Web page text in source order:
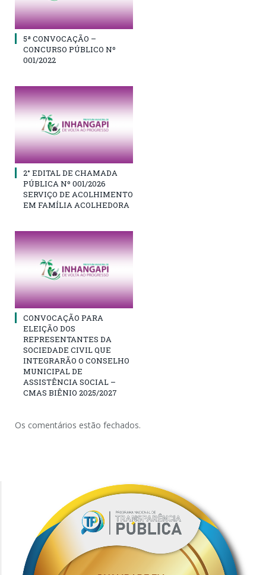
5ª CONVOCAÇÃO –
CONCURSO PÚBLICO Nº
001/2022
2° EDITAL DE CHAMADA
PÚBLICA Nº 001/2026
SERVIÇO DE ACOLHIMENTO
EM FAMÍLIA ACOLHEDORA
CONVOCAÇÃO PARA
ELEIÇÃO DOS
REPRESENTANTES DA
SOCIEDADE CIVIL QUE
INTEGRARÃO O CONSELHO
MUNICIPAL DE
ASSISTÊNCIA SOCIAL –
CMAS BIÊNIO 2025/2027
Os comentários estão fechados.